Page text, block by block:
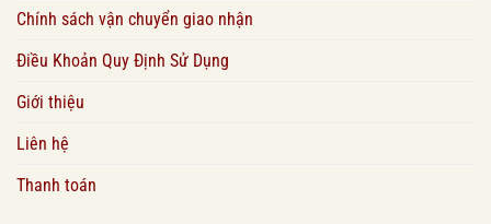
Chính sách vận chuyển giao nhận
Điều Khoản Quy Định Sử Dụng
Giới thiệu
Liên hệ
Thanh toán